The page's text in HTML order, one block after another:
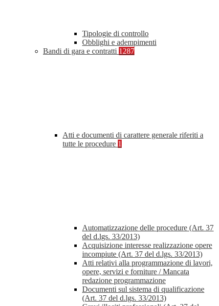
Tipologie di controllo
Obblighi e adempimenti
Bandi di gara e contratti 1287
Atti e documenti di carattere generale riferiti a
tutte le procedure 1
Automatizzazione delle procedure (Art. 37
del d.lgs. 33/2013)
Acquisizione interesse realizzazione opere
incompiute (Art. 37 del d.lgs. 33/2013)
Atti relativi alla programmazione di lavori,
opere, servizi e forniture / Mancata
redazione programmazione
Documenti sul sistema di qualificazione
(Art. 37 del d.lgs. 33/2013)